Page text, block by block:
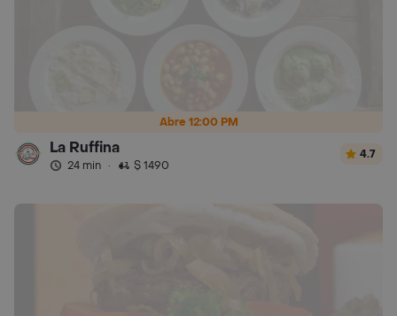
Abre 12:00 PM
La Ruffina
24 min · $ 1490
4.7